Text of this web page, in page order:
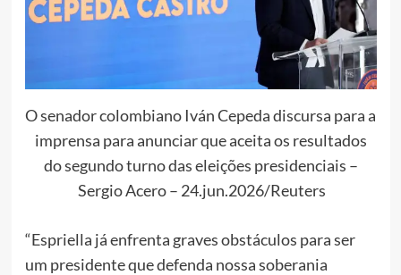
O senador colombiano Iván Cepeda discursa para a
imprensa para anunciar que aceita os resultados
do segundo turno das eleições presidenciais –
Sergio Acero – 24.jun.2026/Reuters
“Espriella já enfrenta graves obstáculos para ser
um presidente que defenda nossa soberania